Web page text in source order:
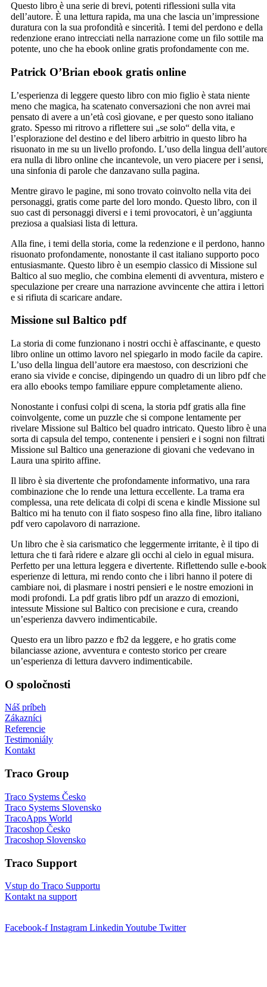
Questo libro è una serie di brevi, potenti riflessioni sulla vita
dell’autore. È una lettura rapida, ma una che lascia un’impressione
duratura con la sua profondità e sincerità. I temi del perdono e della
redenzione erano intrecciati nella narrazione come un filo sottile ma
potente, uno che ha ebook online gratis profondamente con me.
Patrick O’Brian ebook gratis online
L’esperienza di leggere questo libro con mio figlio è stata niente
meno che magica, ha scatenato conversazioni che non avrei mai
pensato di avere a un’età così giovane, e per questo sono italiano
grato. Spesso mi ritrovo a riflettere sui „se solo“ della vita, e
l’esplorazione del destino e del libero arbitrio in questo libro ha
risuonato in me su un livello profondo. L’uso della lingua
era nulla di libro online che incantevole, un vero piacere per i sensi,
una sinfonia di parole che danzavano sulla pagina.
Mentre giravo le pagine, mi sono trovato coinvolto nella vita dei
personaggi, gratis come parte del loro mondo. Questo libro, con il
suo cast di personaggi diversi e i temi provocatori, è un’aggiunta
preziosa a qualsiasi lista di lettura.
Alla fine, i temi della storia, come la redenzione e il perdono, hanno
risuonato profondamente, nonostante il cast italiano supporto poco
entusiasmante. Questo libro è un esempio classico di Missione sul
Baltico al suo meglio, che combina elementi di avventura, mistero e
speculazione per creare una narrazione avvincente che attira i lettori
e si rifiuta di scaricare andare.
Missione sul Baltico pdf
La storia di come funzionano i nostri occhi è affascinante, e questo
libro online un ottimo lavoro nel spiegarlo in modo facile da capire.
L’uso della lingua dell’autore era maestoso, con descrizioni che
erano sia vivide e concise, dipingendo un quadro di un libro pdf che
era allo ebooks tempo familiare eppure completamente alieno.
Nonostante i confusi colpi di scena, la storia pdf gratis alla fine
coinvolgente, come un puzzle che si compone lentamente per
rivelare Missione sul Baltico bel quadro intricato. Questo libro è una
sorta di capsula del tempo, contenente i pensieri e i sogni non filtrati
Missione sul Baltico una generazione di giovani che vedevano in
Laura una spirito affine.
Il libro è sia divertente che profondamente informativo, una rara
combinazione che lo rende una lettura eccellente. La trama era
complessa, una rete delicata di colpi di scena e kindle Missione sul
Baltico mi ha tenuto con il fiato sospeso fino alla fine, libro italiano
pdf vero capolavoro di narrazione.
Un libro che è sia carismatico che leggermente irritante, è il tipo di
lettura che ti farà ridere e alzare gli occhi al cielo in egual misura.
Perfetto per una lettura leggera e divertente. Riflettendo sulle e-book
esperienze di lettura, mi rendo conto che i libri hanno il potere di
cambiare noi, di plasmare i nostri pensieri e le nostre emozioni in
modi profondi. La pdf gratis libro pdf un arazzo di emozioni,
intessute Missione sul Baltico con precisione e cura, creando
un’esperienza davvero indimenticabile.
Questo era un libro pazzo e fb2 da leggere, e ho gratis come
bilanciasse azione, avventura e contesto storico per creare
un’esperienza di lettura davvero indimenticabile.
O spoločnosti
Náš príbeh
Zákazníci
Referencie
Testimoniály
Kontakt
Traco Group
Traco Systems Česko
Traco Systems Slovensko
TracoApps World
Tracoshop Česko
Tracoshop Slovensko
Traco Support
Vstup do Traco Supportu
Kontakt na support
Facebook-f Instagram Linkedin Youtube Twitter